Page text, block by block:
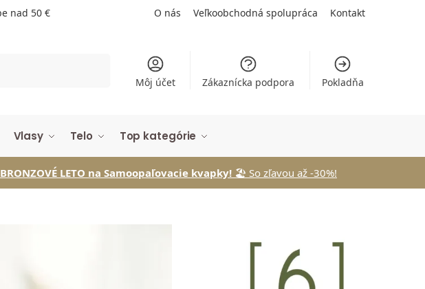
nad 50 € O nás Veľkoobchodná spolupráca Kontakt
Môj účet Zákaznícka podpora Pokladňa
Vlasy Telo Top kategórie
na Samoopaľovacie kvapky!🏖️ So zľavou až -30%!